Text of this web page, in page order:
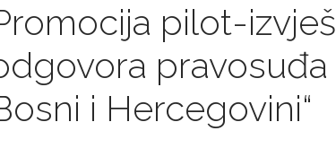
pilot-
i Hercegovini“